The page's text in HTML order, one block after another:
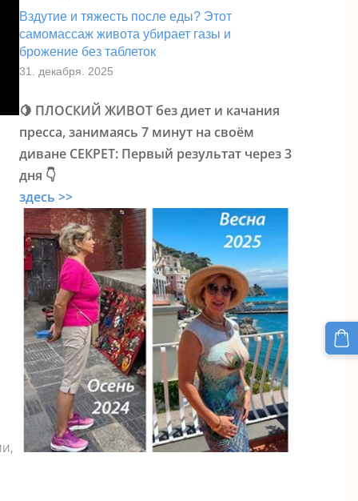
Вздутие и тяжесть после еды? Этот
самомассаж живота убирает газы и
брожение без таблеток
31. декабря. 2025
🍋 ПЛОСКИЙ ЖИВОТ без диет и качания
пресса, занимаясь 7 минут на своём
диване СЕКРЕТ: Первый результат через 3
дня 👇
здесь >>